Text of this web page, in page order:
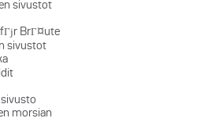
sivustot
BrГ¤ute
sivustot
morsian